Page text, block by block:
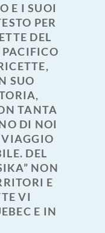
E I SUOI
PER
DEL
SUO
TANTA
DI NOI
VIAGGIO
DEL
NON
E
VI
E IN